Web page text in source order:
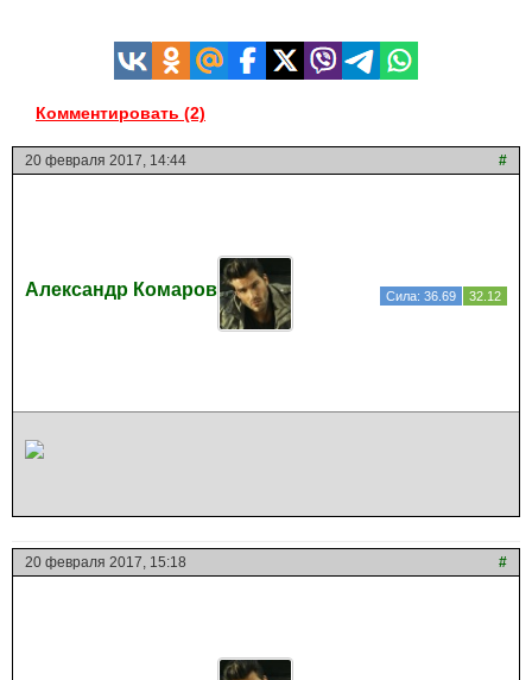
Комментировать (2)
20 февраля 2017, 14:44 #
Александр Комаров Сила: 36.69 32.12
20 февраля 2017, 15:18 #